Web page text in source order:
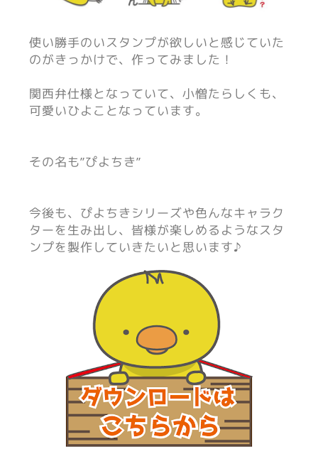
使い勝手のいスタンプが欲しいと感じていた
のがきっかけで、作ってみました！
関西弁仕様となっていて、小憎たらしくも、
可愛いひよことなっています。
その名も”ぴよちき”
今後も、ぴよちきシリーズや色んなキャラク
ターを生み出し、皆様が楽しめるようなスタ
ンプを製作していきたいと思います♪